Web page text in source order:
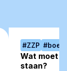
#ZZP #
Wat moet
staan?